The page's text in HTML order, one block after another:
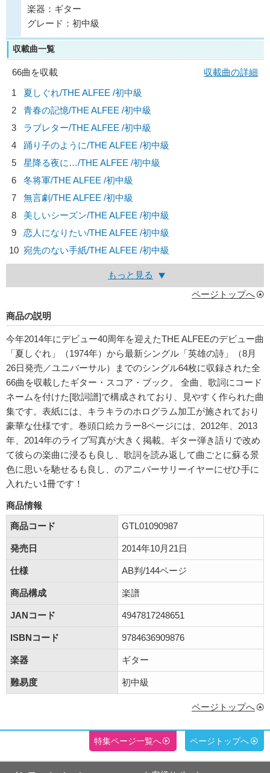
楽器：ギター
グレード：初中級
収載曲一覧
66曲を収載
収載曲の詳細
1
夏しぐれ/THE ALFEE /初中級
2
青春の記憶/THE ALFEE /初中級
3
ラブレター/THE ALFEE /初中級
4
踊り子のように/THE ALFEE /初中級
5
星降る夜に…/THE ALFEE /初中級
6
冬将軍/THE ALFEE /初中級
7
無言劇/THE ALFEE /初中級
8
美しいシーズン/THE ALFEE /初中級
9
恋人になりたい/THE ALFEE /初中級
10 宛先のない手紙/THE ALFEE /初中級
もっと見る
ページトップへ
商品の説明
今年2014年にデビュー40周年を迎えたTHE ALFEEのデビュー曲
「夏しぐれ」（1974年）から最新シングル「英雄の詩」（8月
26日発売／ユニバーサル）までのシングル64枚に収録された全
66曲を収載したギター・スコア・ブック。 全曲、歌詞にコード
ネームを付けた[歌詞譜]で構成されており、見やすく作られた曲
集です。表紙には、キラキラのホログラム加工が施されており
豪華な仕様です。巻頭口絵カラー8ページには、2012年、2013
年、2014年のライブ写真が大きく掲載。ギター弾き語りで改め
て彼らの楽曲に浸るも良し、歌詞を読み返して曲ごとに蘇る景
色に思いを馳せるも良し、のアニバーサリーイヤーにぜひ手に
入れたい1冊です！
商品情報
商品コード
GTL01090987
発売日 2014年10月21日
仕様 AB判/144ページ
商品構成 楽譜
JANコード 4947817248651
ISBNコード 9784636909876
楽器 ギター
難易度 初中級
ページトップへ
特集ページ一覧へ ページトップへ